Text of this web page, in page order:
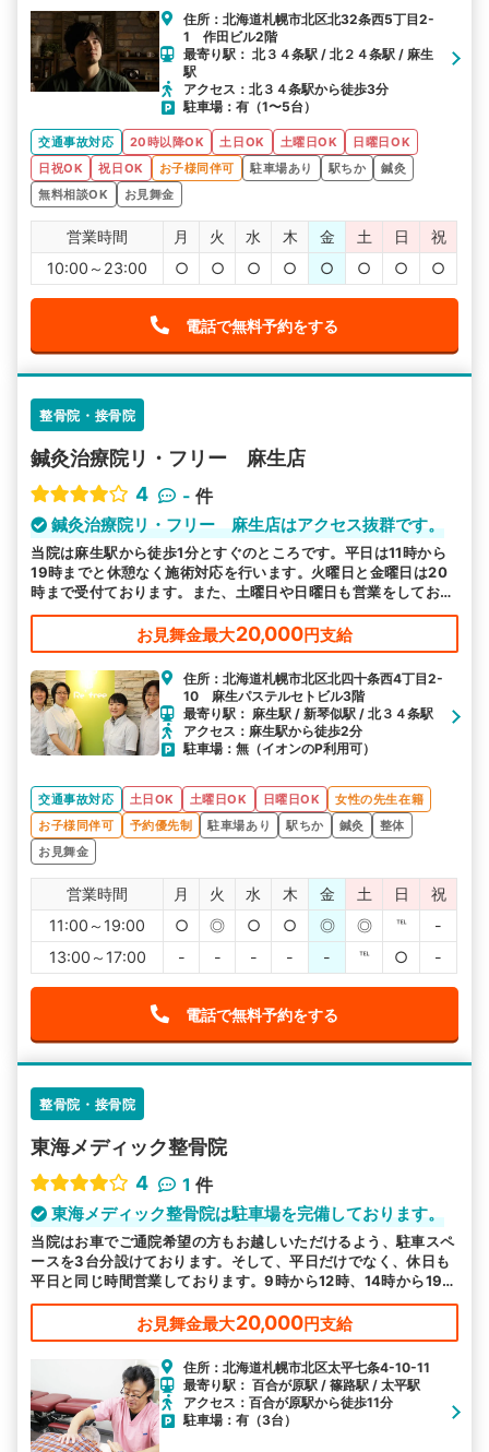
住所：北海道札幌市北区北32条西5丁目2-
1 作田ビル2階
最寄り駅： 北３４条駅 / 北２４条駅 / 麻生
駅
アクセス：北３４条駅から徒歩3分
駐車場：有（1〜5台）
交通事故対応 20時以降OK 土日OK 土曜日OK
日曜日OK
日祝OK
祝日OK お子様同伴可 駐車場あり 駅ちか
鍼灸
無料相談OK
お見舞金
営業時間 月 火 水 木 金 土 日
祝
10:00～23:00
○ ○ ○ ○ ○ ○ ○ ○
電話で無料予約をする
整骨院・接骨院
鍼灸治療院リ・フリー 麻生店
4
- 件
鍼灸治療院リ・フリー 麻生店はアクセス抜群です。
当院は麻生駅から徒歩1分とすぐのところです。平日は11時から
19時までと休憩なく施術対応を行います。火曜日と金曜日は20
時まで受付ております。また、土曜日や日曜日も営業をしており
ますので、お気軽にご相談ください。
お見舞金最大20,000円支給
住所：北海道札幌市北区北四十条西4丁目2-
10 麻生パステルセトビル3階
最寄り駅： 麻生駅 / 新琴似駅 / 北３４条駅
アクセス：麻生駅から徒歩2分
駐車場：無（イオンのP利用可）
交通事故対応 土日OK 土曜日OK 日曜日OK
女性の先生在籍
お子様同伴可
予約優先制 駐車場あり 駅ちか 鍼灸
整体
お見舞金
営業時間 月 火 水 木 金 土 日
祝
11:00～19:00
○ ◎ ○ ○ ◎ ◎ ℡
-
13:00～17:00
- - - - - ℡ ○ -
電話で無料予約をする
整骨院・接骨院
東海メディック整骨院
4
1 件
東海メディック整骨院は駐車場を完備しております。
当院はお車でご通院希望の方もお越しいただけるよう、駐車スペ
ースを3台分設けております。そして、平日だけでなく、休日も
平日と同じ時間営業しております。9時から12時、14時から19時
のお好きな日時にお越しください。
お見舞金最大20,000円支給
住所：北海道札幌市北区太平七条4-10-11
最寄り駅： 百合が原駅 / 篠路駅 / 太平駅
アクセス：百合が原駅から徒歩11分
駐車場：有（3台）